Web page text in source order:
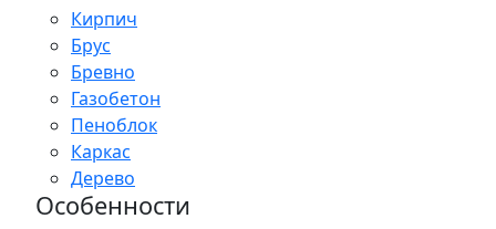
Кирпич
Брус
Бревно
Газобетон
Пеноблок
Каркас
Дерево
Особенности